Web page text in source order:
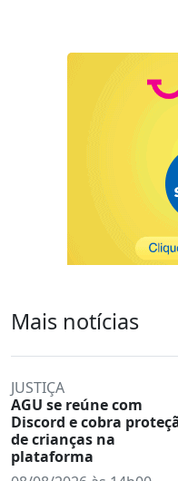
Mais notícias
JUSTIÇA
AGU se reúne com
Discord e cobra
de crianças na
plataforma